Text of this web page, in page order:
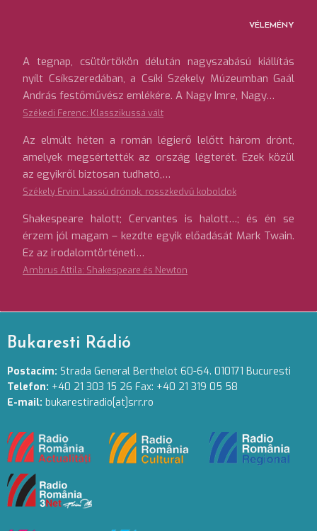
VÉLEMÉNY
A tegnap, csütörtökön délután nagyszabású kiállítás
nyílt Csíkszeredában, a Csíki Székely Múzeumban Gaál
András festőművész emlékére. A Nagy Imre, Nagy…
Székedi Ferenc: Klasszikussá vált
Az elmúlt héten a román légierő lelőtt három drónt,
amelyek megsértették az ország légterét. Ezek közül
az egyikről biztosan tudható,…
Székely Ervin: Lassú drónok, rosszkedvű koboldok
Shakespeare halott; Cervantes is halott…; és én se
érzem jól magam – kezdte egyik előadását Mark Twain.
Ez az irodalomtörténeti…
Ambrus Attila: Shakespeare és Newton
Bukaresti Rádió
Postacím: Strada General Berthelot 60-64. 010171 Bucuresti
Telefon: +40 21 303 15 26 Fax: +40 21 319 05 58
E-mail: bukarestiradio[at]srr.ro